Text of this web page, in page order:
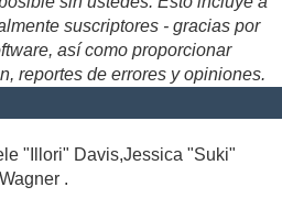
suscriptores - gracias por
así como proporcionar
reportes de errores y opiniones.
"Illori" Davis,Jessica "Suki"
.